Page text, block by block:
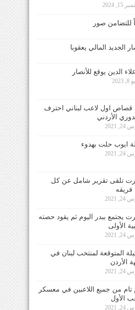
2024
للتضامن صور
الجديد المالي يعقوبا
الدين يوقع للأنصار
قصاص اول لاعب لبناني احترف
الأردني
2021
ايوب حلت بهدوء
2021
تلقى تقرير شامل عن كل
فريقه
2021
يجتمع ببدر اليوم ثم يقود حصته
الأولى
2021
المتوقعة لمنتخب لبنان في
الأردن
2021
تام من جميع اللاعبين في معسكر
الأول
2021